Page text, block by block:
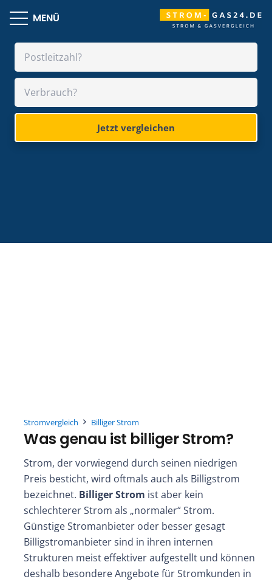
MENÜ
Jetzt vergleichen
Stromvergleich Billiger Strom
Was genau ist billiger Strom?
Strom, der vorwiegend durch seinen niedrigen
Preis besticht, wird oftmals auch als Billigstrom
bezeichnet. Billiger Strom ist aber kein
schlechterer Strom als „normaler“ Strom.
Günstige Stromanbieter oder besser gesagt
Billigstromanbieter sind in ihren internen
Strukturen meist effektiver aufgestellt und können
deshalb besondere Angebote für Stromkunden in